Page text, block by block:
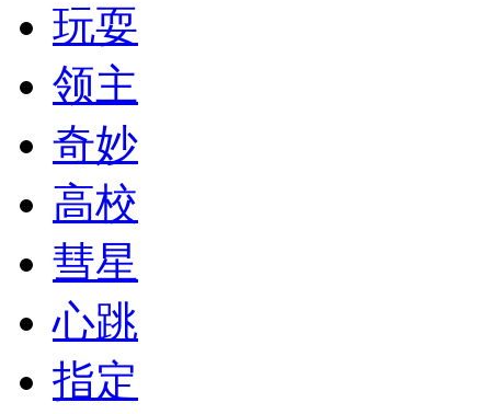
玩耍
领主
奇妙
高校
彗星
心跳
指定